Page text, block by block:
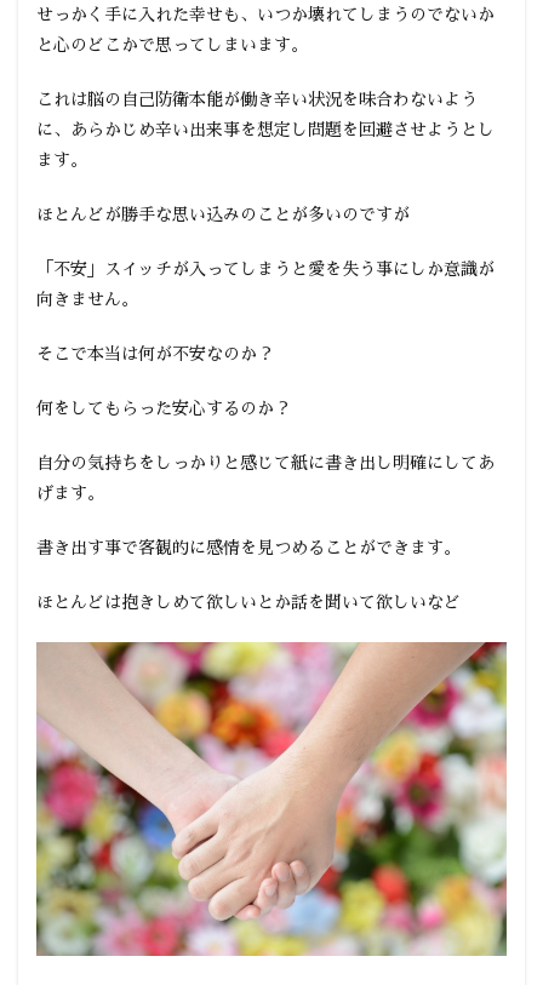
せっかく手に入れた幸せも、いつか壊れてしまうのでないか
と心のどこかで思ってしまいます。
これは脳の自己防衛本能が働き辛い状況を味合わないよう
に、あらかじめ辛い出来事を想定し問題を回避させようとし
ます。
ほとんどが勝手な思い込みのことが多いのですが
「不安」スイッチが入ってしまうと愛を失う事にしか意識が
向きません。
そこで本当は何が不安なのか？
何をしてもらった安心するのか？
自分の気持ちをしっかりと感じて紙に書き出し明確にしてあ
げます。
書き出す事で客観的に感情を見つめることができます。
ほとんどは抱きしめて欲しいとか話を聞いて欲しいなど